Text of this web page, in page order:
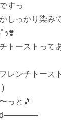
すっ
しっかり染み
ｯ❣️
トーストって
レンチトース
)
っと🎵